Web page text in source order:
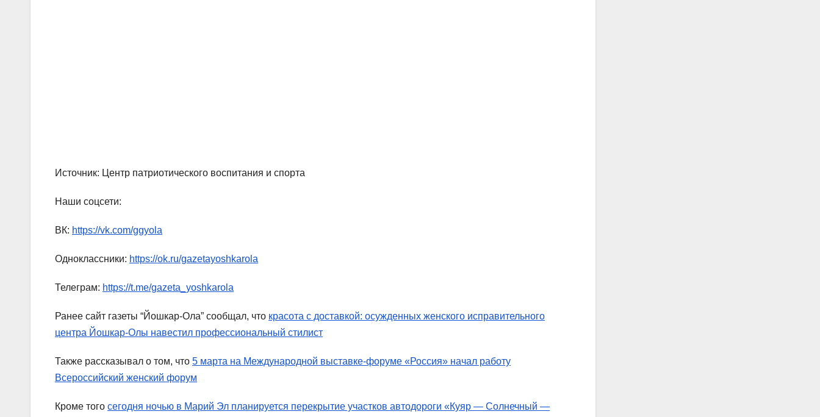
Источник: Центр патриотического воспитания и спорта
Наши соцсети:
ВК: https://vk.com/ggyola
Одноклассники: https://ok.ru/gazetayoshkarola
Телеграм: https://t.me/gazeta_yoshkarola
Ранее сайт газеты “Йошкар-Ола” сообщал, что красота с доставкой: осужденных женского исправительного
центра Йошкар-Олы навестил профессиональный стилист
Также рассказывал о том, что 5 марта на Международной выставке-форуме «Россия» начал работу
Всероссийский женский форум
Кроме того сегодня ночью в Марий Эл планируется перекрытие участков автодороги «Куяр — Солнечный —